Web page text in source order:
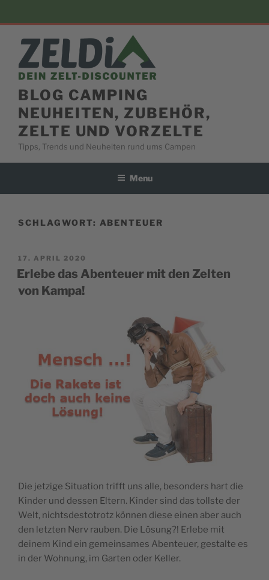
to
BLOG CAMPING
NEUHEITEN, ZUBEHÖR,
ZELTE UND VORZELTE
Tipps, Trends und Neuheiten rund ums Campen
Menu
SCHLAGWORT: ABENTEUER
POSTED
ON
17. APRIL 2020
Erlebe das Abenteuer mit den Zelten
von Kampa!
Die jetzige Situation trifft uns alle, besonders hart die
Kinder und dessen Eltern. Kinder sind das tollste der
Welt, nichtsdestotrotz können diese einen aber auch
den letzten Nerv rauben. Die Lösung?! Erlebe mit
deinem Kind ein gemeinsames Abenteuer, gestalte es
in der Wohnung, im Garten oder Keller.